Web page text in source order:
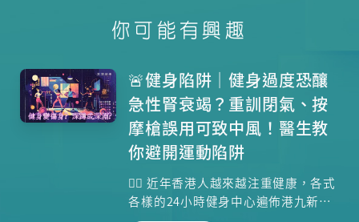
你可能有興趣
🚨健身陷阱｜健身過度恐釀
急性腎衰竭？重訓閉氣、按
摩槍誤用可致中風！醫生教
你避開運動陷阱
🏋️‍♂️ 近年香港人越來越注重健康，各式
各樣的24小時健身中心遍佈港九新